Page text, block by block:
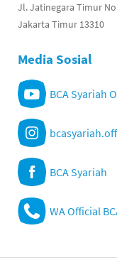
Jl. Jatinegara Timur
Jakarta Timur 13310
Media Sosial
BCA Syariah
BCA Syariah
WA Official